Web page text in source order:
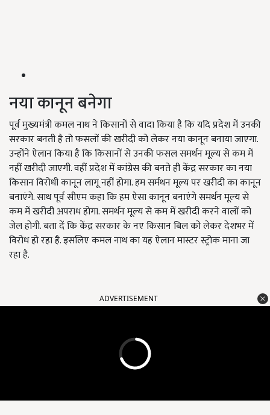
नया कानून बनेगा
पूर्व मुख्यमंत्री कमल नाथ ने किसानों से वादा किया है कि यदि प्रदेश में उनकी
सरकार बनती है तो फसलों की खरीदी को लेकर नया कानून बनाया जाएगा.
उन्होंने ऐलान किया है कि किसानों से उनकी फसल समर्थन मूल्य से कम में
नहीं खरीदी जाएगी. वहीं प्रदेश में कांग्रेस की बनते ही केंद्र सरकार का नया
किसान विरोधी कानून लागू नहीं होगा. हम सर्मथन मूल्य पर खरीदी का कानून
बनाएंगे. साथ पूर्व सीएम कहा कि हम ऐसा कानून बनाएंगे समर्थन मूल्य से
कम में खरीदी अपराध होगा. समर्थन मूल्य से कम में खरीदी करने वालों को
जेल होगी. बता दें कि केंद्र सरकार के नए किसान बिल को लेकर देशभर में
विरोध हो रहा है. इसलिए कमल नाथ का यह ऐलान मास्टर स्ट्रोक माना जा
रहा है.
ADVERTISEMENT